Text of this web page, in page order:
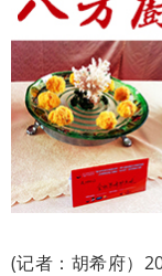
(记者：胡希府）